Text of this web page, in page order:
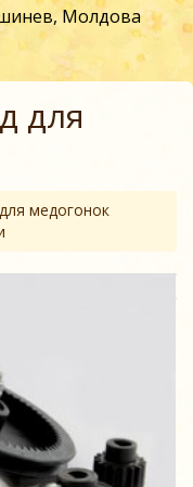
Молдова
для
медогонок